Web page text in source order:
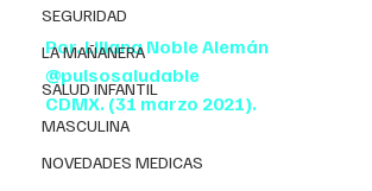
SEGURIDAD
LA MAÑANERA
SALUD INFANTIL
MASCULINA
NOVEDADES MEDICAS
Por. Liliana Noble Alemán
@pulsosaludable
CDMX. (31 marzo 2021).